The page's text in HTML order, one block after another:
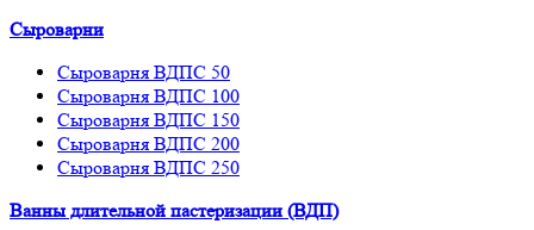
Сыроварни
Сыроварня ВДПС 50
Сыроварня ВДПС 100
Сыроварня ВДПС 150
Сыроварня ВДПС 200
Сыроварня ВДПС 250
Ванны длительной пастеризации (ВДП)